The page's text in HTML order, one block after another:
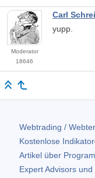
Moderator
18646
Carl
yupp.
Webtrading /
Kostenlose
Artikel über
Expert Advisors